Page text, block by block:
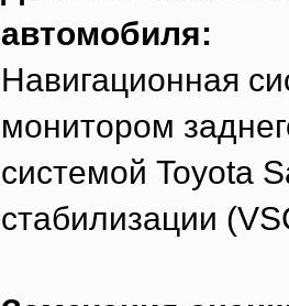
автомобиля:
Навигационная
монитором
системой Toyota
стабилизации